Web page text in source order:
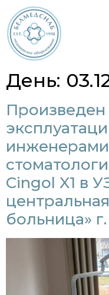
День:
Произведен
инженерами
Cingol X1 в
больница»